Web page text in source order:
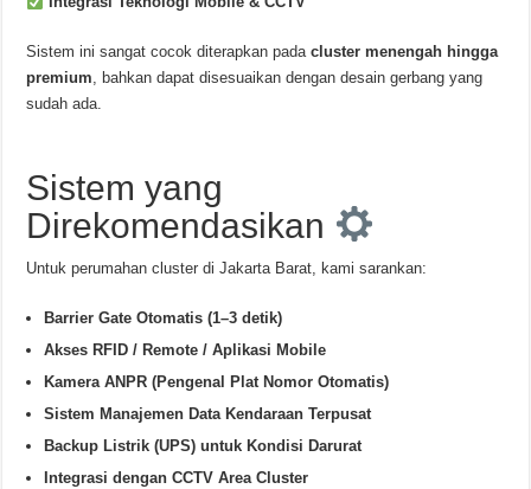
Sistem ini sangat cocok diterapkan padacluster menengah hingga
premium, bahkan dapat disesuaikan dengan desain gerbang yang
sudah ada.
Sistem yang
Direkomendasikan
Untuk perumahan cluster di Jakarta Barat, kami sarankan:
Barrier Gate Otomatis (1–3 detik)
Akses RFID / Remote / Aplikasi Mobile
Kamera ANPR (Pengenal Plat Nomor Otomatis)
Sistem Manajemen Data Kendaraan Terpusat
Backup Listrik (UPS) untuk Kondisi Darurat
Integrasi dengan CCTV Area Cluster